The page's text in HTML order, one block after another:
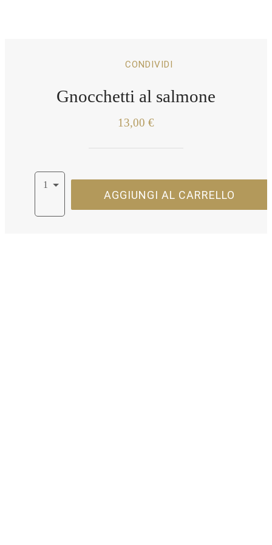
CONDIVIDI
Gnocchetti al salmone
13,00 €
1
AGGIUNGI AL CARRELLO